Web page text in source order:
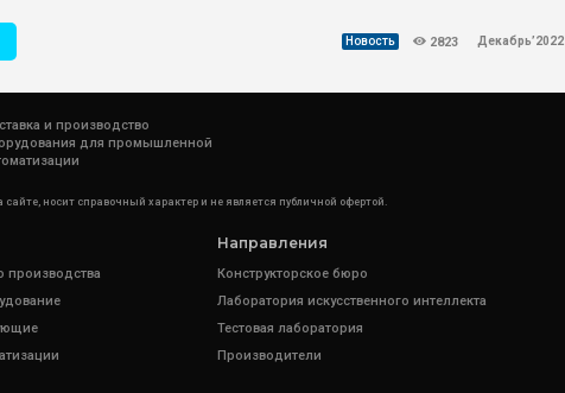
Новость 2823 Декабрь’2022
и производство
для промышленной
носит справочный характер и не является публичной офертой.
производства
Направления
Конструкторское бюро
Лаборатория искусственного интеллекта
Тестовая лаборатория
Производители